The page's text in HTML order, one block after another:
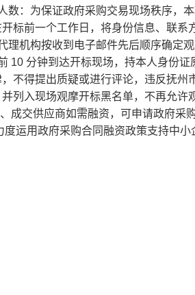
数：为保证政府采购交易现场秩序，
标前一个工作日，将身份信息、联系
理机构按收到电子邮件先后顺序确定
10 分钟到达开标现场，持本人身份证
不得提出质疑或进行评论，违反抚州
列入现场观摩开标黑名单，不再允许
成交供应商如需融资，可申请政府采购
运用政府采购合同融资政策支持中小